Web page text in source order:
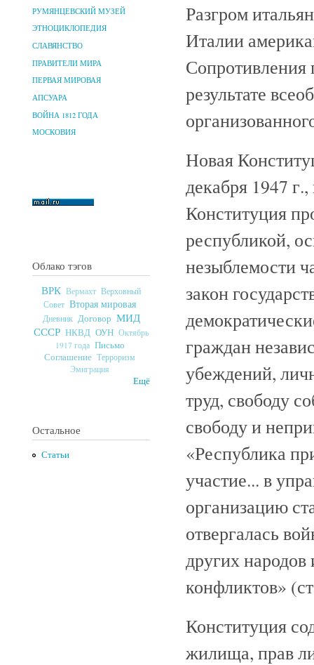
РУМЯНЦЕВСКИЙ МУЗЕЙ
ЭТНОЦИКЛОПЕДИЯ
СЛАВЯНСТВО
ПРАВИТЕЛИ МИРА
ПЕРВАЯ МИРОВАЯ
АПСУАРА
ВОЙНА 1812 ГОДА
МОСКОВИЯ
Облако тэгов
ВРК Вермахт Верховный
Совет Вторая мировая
Дневник Договор МИД
СССР НКВД ОУН Октябрь
1917 года Письмо
Соглашение Терроризм
Эмиграция
Ещё
Остальное
Статьи
Разгром
Италии
Сопротивления
результате
Новая
декабря 1947
Конституция
республикой,
незыблемости
закон
граждан
убеждений,
труд, свободу
свободу и
«Республика
участие... в
организацию
отвергалась
других
конфликтов»
Конституция
жилища, прав